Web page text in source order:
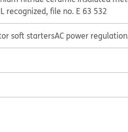
recognized, file no. E 63 532
soft startersAC power regulation